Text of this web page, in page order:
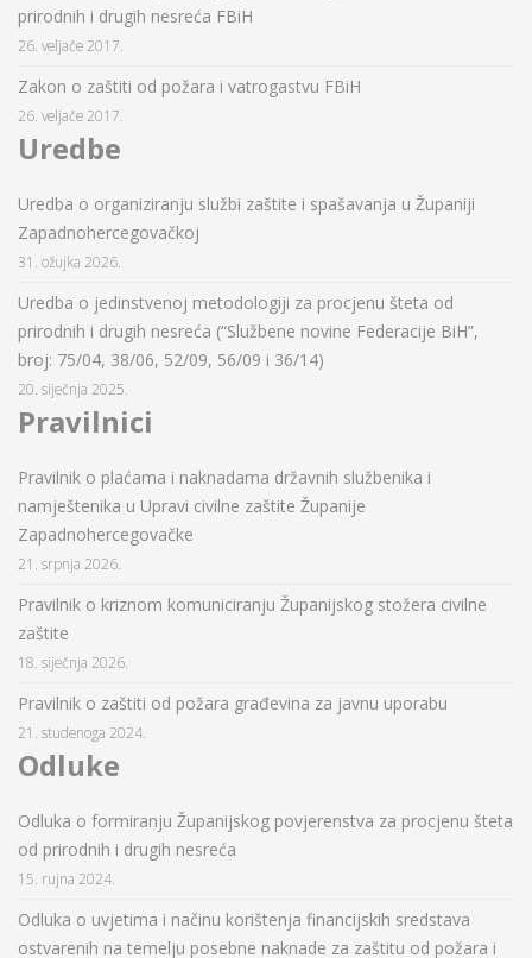
prirodnih i drugih nesreća FBiH
26. veljače 2017.
Zakon o zaštiti od požara i vatrogastvu FBiH
26. veljače 2017.
Uredbe
Uredba o organiziranju službi zaštite i spašavanja u Županiji
Zapadnohercegovačkoj
31. ožujka 2026.
Uredba o jedinstvenoj metodologiji za procjenu šteta od
prirodnih i drugih nesreća (“Službene novine Federacije BiH”,
broj: 75/04, 38/06, 52/09, 56/09 i 36/14)
20. siječnja 2025.
Pravilnici
Pravilnik o plaćama i naknadama državnih službenika i
namještenika u Upravi civilne zaštite Županije
Zapadnohercegovačke
21. srpnja 2026.
Pravilnik o kriznom komuniciranju Županijskog stožera civilne
zaštite
18. siječnja 2026.
Pravilnik o zaštiti od požara građevina za javnu uporabu
21. studenoga 2024.
Odluke
Odluka o formiranju Županijskog povjerenstva za procjenu šteta
od prirodnih i drugih nesreća
15. rujna 2024.
Odluka o uvjetima i načinu korištenja financijskih sredstava
ostvarenih na temelju posebne naknade za zaštitu od požara i